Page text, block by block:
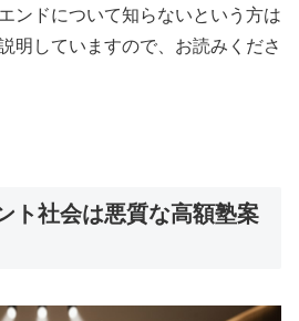
ンドについて知らないという方は
明していますので、お読みくださ
ト社会は悪質な高額塾案